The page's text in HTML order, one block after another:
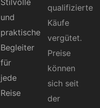
Stilvolle
und
praktische
Begleiter
für
jede
Reise
qualifizierte
Käufe
vergütet.
Preise
können
sich seit
der